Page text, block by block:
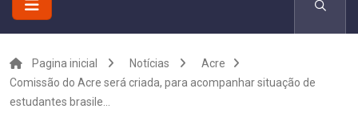
Pagina inicial Notícias
Acre
Comissão do Acre será criada, para acompanhar situação de
estudantes brasile...